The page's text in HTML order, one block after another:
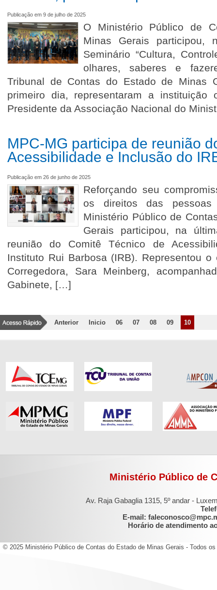
Publicação em 9 de julho de 2025
O Ministério Público de
Minas Gerais
Seminário “Cultura,
olhares, saberes e
Tribunal de Contas do Estado de Minas
primeiro dia, representaram a instituição
Presidente da Associação Nacional do
MPC-MG participa de reunião
Acessibilidade e Inclusão do
Publicação em 26 de junho de 2025
Reforçando seu
os direitos das
Ministério Público de
Gerais participou, na
reunião do Comitê Técnico de
Instituto Rui Barbosa (IRB). Representou o
Corregedora, Sara Meinberg,
Gabinete, […]
Anterior Inicio 06 07 08 09 10
Ministério Público de
Av. Raja Gabaglia 1315, 5º andar -
E-mail:
Horário de atendimento
© 2025 Ministério Público de Contas do Estado de Minas Gerais - Todos